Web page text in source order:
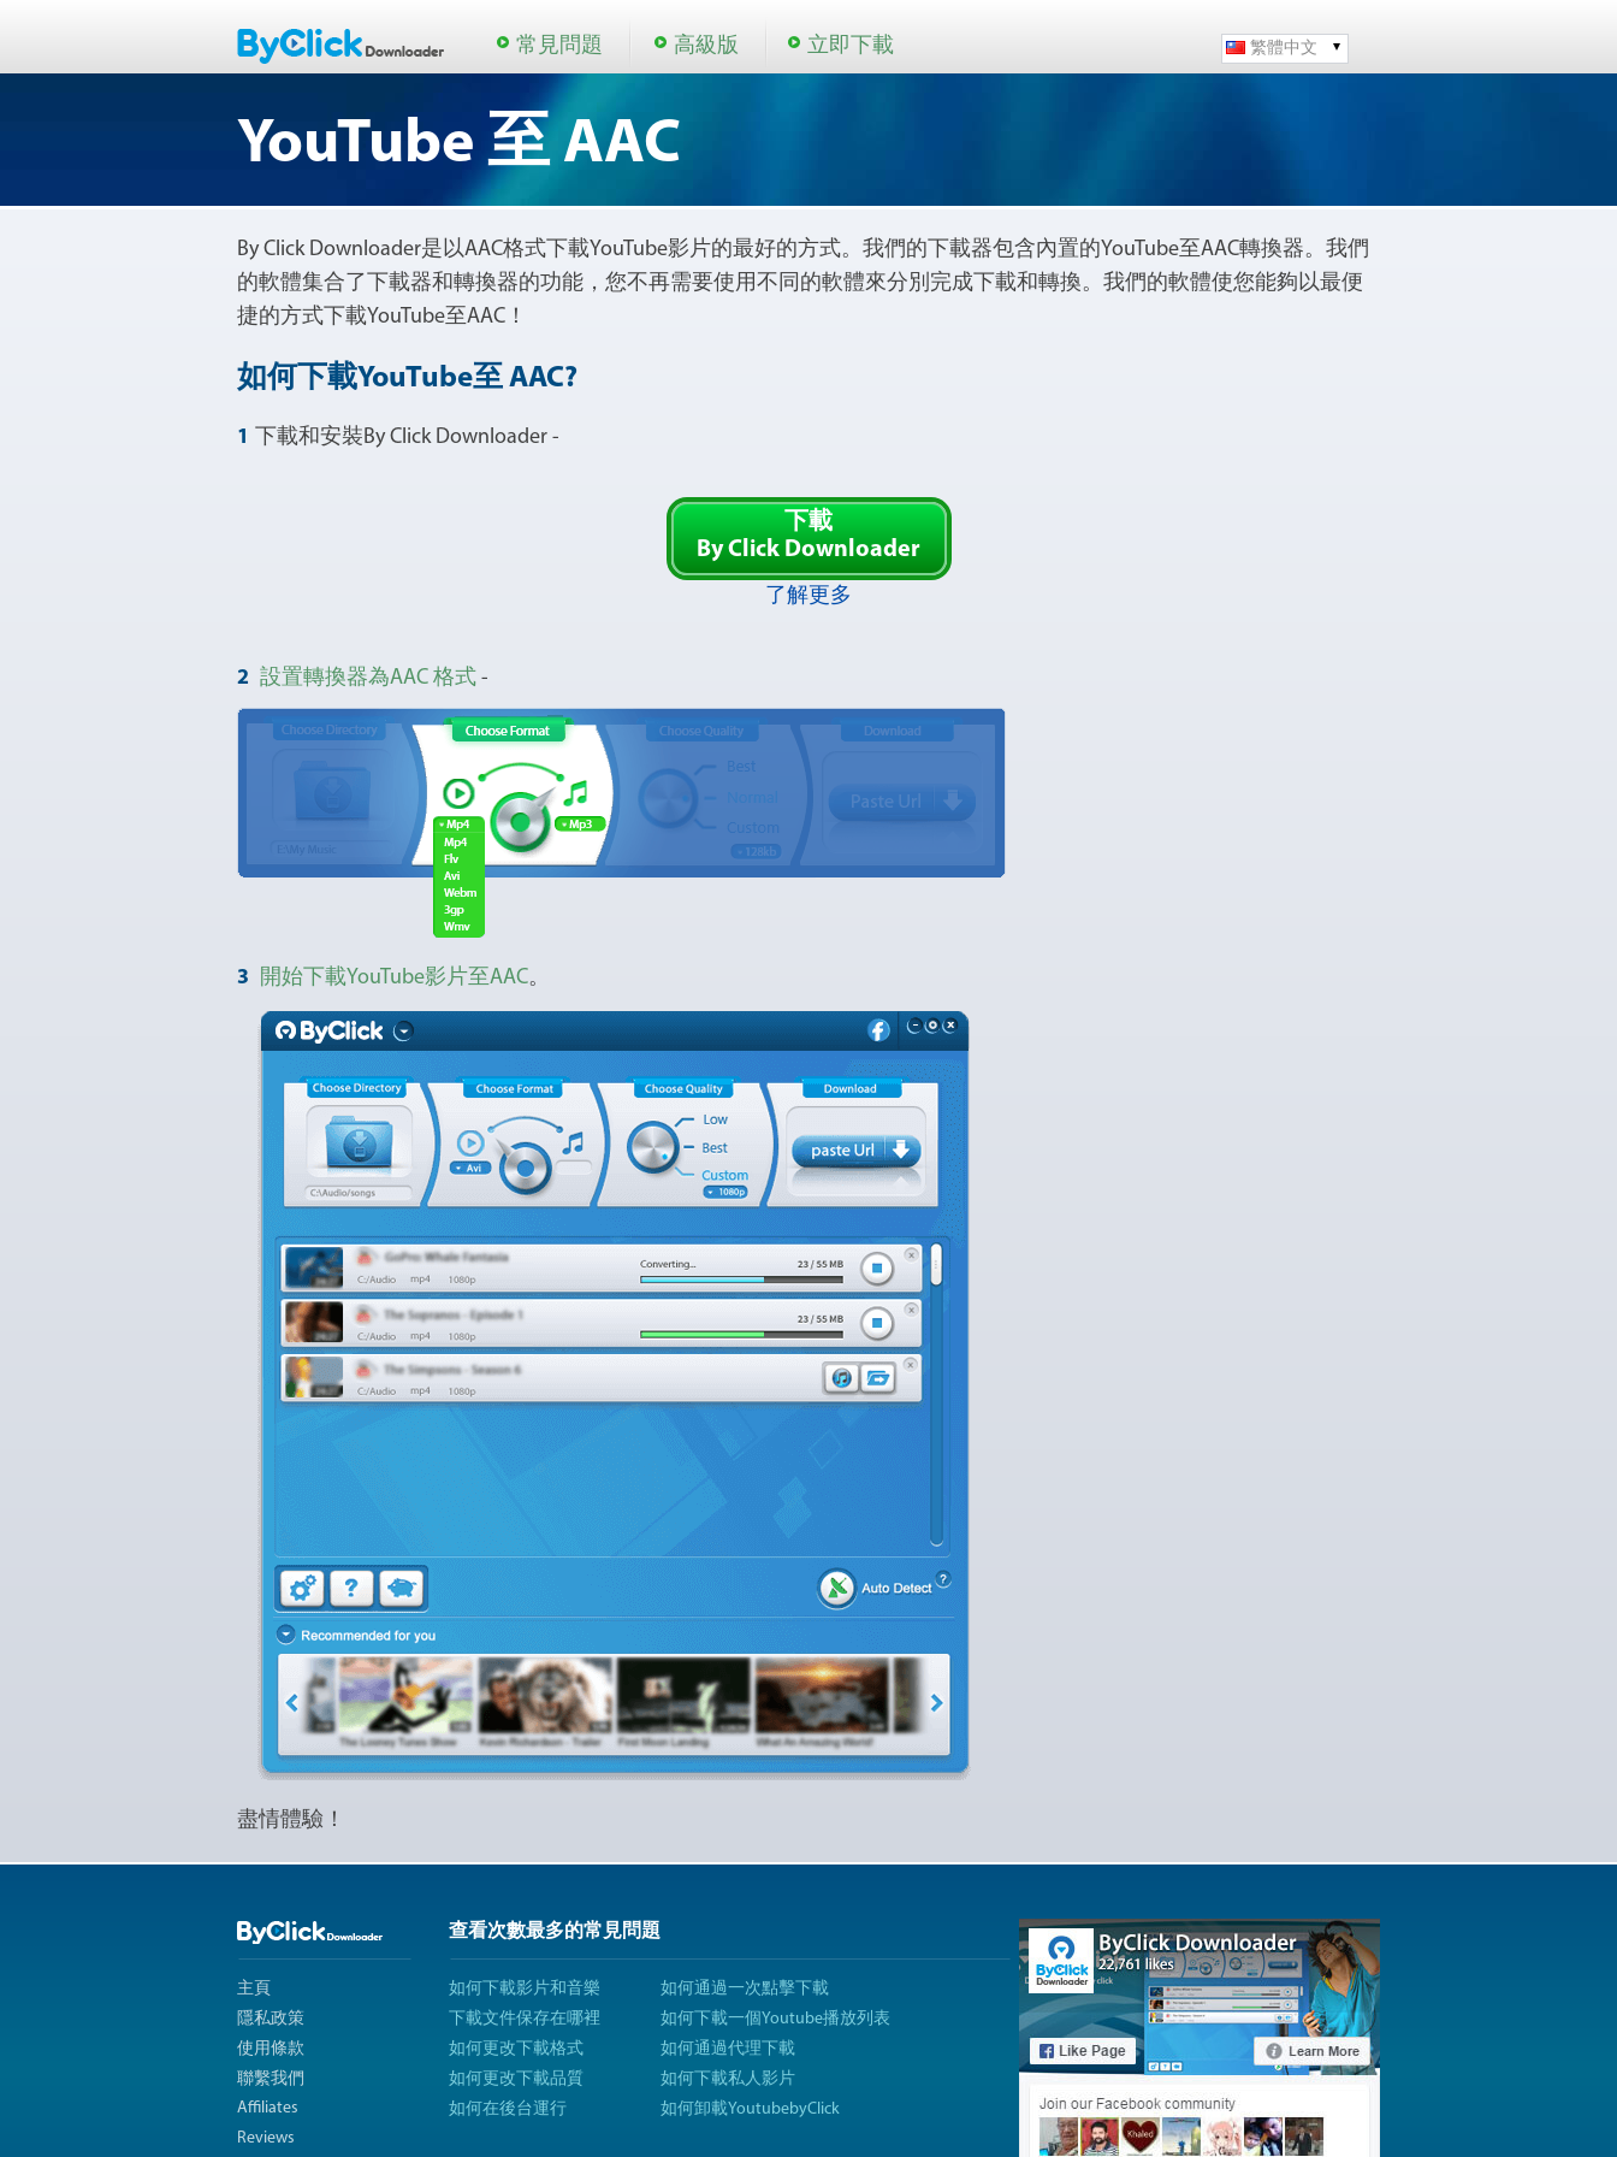
常見問題 高級版 立即下載 繁體中文
YouTube 至 AAC
By Click Downloader是以AAC格式下載YouTube影片的最好的方式。我們的下載器包含內置的YouTube至AAC轉換器。我們
的軟體集合了下載器和轉換器的功能，您不再需要使用不同的軟體來分別完成下載和轉換。我們的軟體使您能夠以最便
捷的方式下載YouTube至AAC！
如何下載YouTube至 AAC?
1 下載和安裝By Click Downloader -
下載
By Click Downloader
了解更多
2 設置轉換器為AAC 格式 -
3 開始下載YouTube影片至AAC。
盡情體驗！
主頁
隱私政策
使用條款
聯繫我們
Affiliates
Reviews
查看次數最多的常見問題
如何下載影片和音樂
下載文件保存在哪裡
如何更改下載格式
如何更改下載品質
如何在後台運行
如何通過一次點擊下載
如何下載一個Youtube播放列表
如何通過代理下載
如何下載私人影片
如何卸載YoutubebyClick